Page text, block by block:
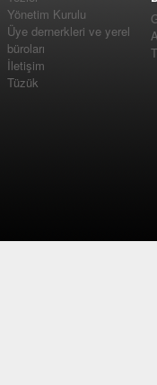
Yönetim Kurulu
Üye dernerkleri ve yerel
büroları
İletişim
Tüzük